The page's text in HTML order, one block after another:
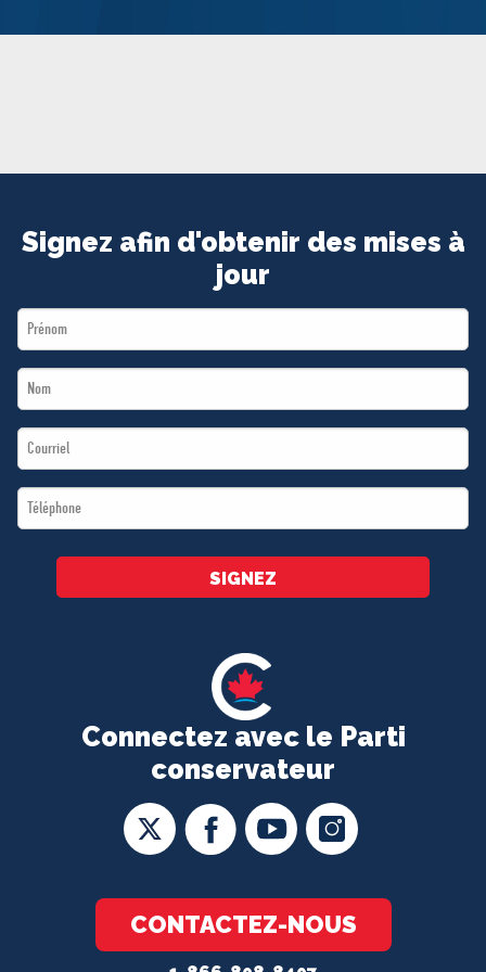
Connectez avec le Parti
conservateur
CONTACTEZ-NOUS
Signez afin d'obtenir des mises à
jour
First
Name
Last
Name
Email
*
Téléphone
*
SIGNEZ